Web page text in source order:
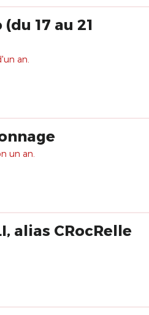
17 au 21
an.
un an.
alias CRocRelle